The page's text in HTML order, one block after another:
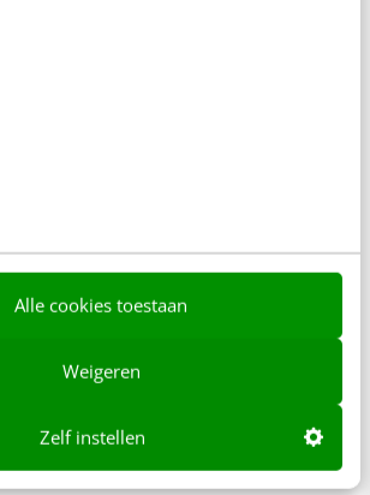
Alle cookies toestaan
Weigeren
Zelf instellen
een overzicht van het aantal
clicks, betaalde clicks en
zie je een stijging in het aantal
clicks, maar een daling in het